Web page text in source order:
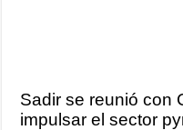
Sadir se reunió con
impulsar el sector